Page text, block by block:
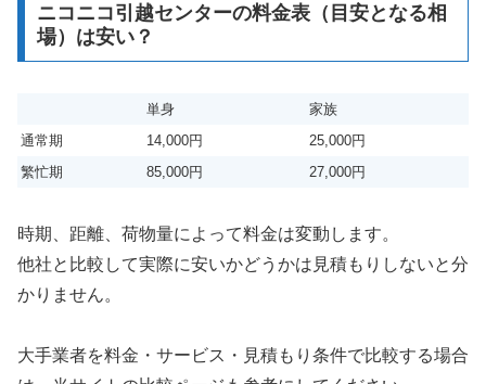
ニコニコ引越センターの料金表（目安となる相
場）は安い？
単身
家族
通常期
14,000円
25,000円
繁忙期
85,000円 27,000円
時期、距離、荷物量によって料金は変動します。
他社と比較して実際に安いかどうかは見積もりしないと分
かりません。
大手業者を料金・サービス・見積もり条件で比較する場合